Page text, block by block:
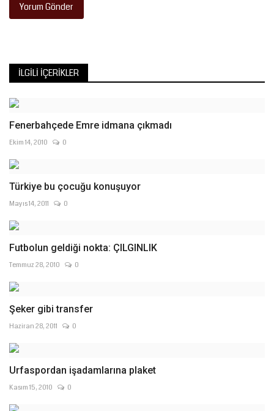
Yorum Gönder
İLGILI İÇERIKLER
Fenerbahçede Emre idmana çıkmadı
Ekim 14, 2010 0
Türkiye bu çocuğu konuşuyor
Mayıs 14, 2011 0
Futbolun geldiği nokta: ÇILGINLIK
Temmuz 28, 2010 0
Şeker gibi transfer
Haziran 28, 2011 0
Urfaspordan işadamlarına plaket
Kasım 15, 2010 0